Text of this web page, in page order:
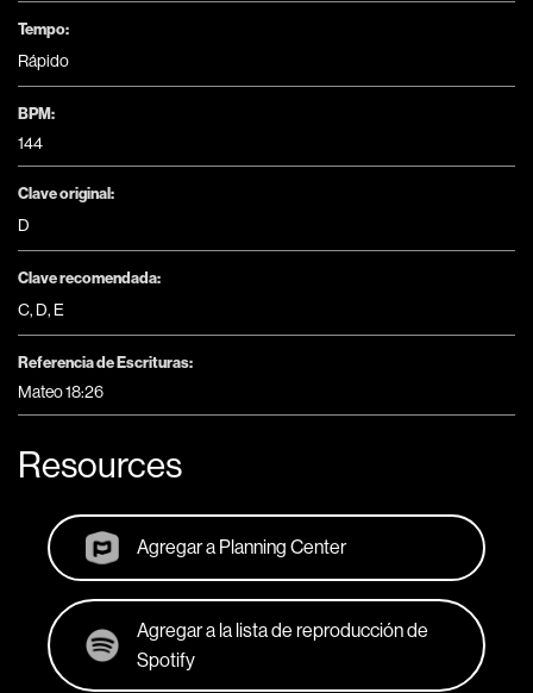
Tempo:
Rápido
BPM:
144
Clave original:
D
Clave recomendada:
C, D, E
Referencia de Escrituras:
Mateo 18:26
Resources
Agregar a Planning Center
Agregar a la lista de reproducción de
Spotify